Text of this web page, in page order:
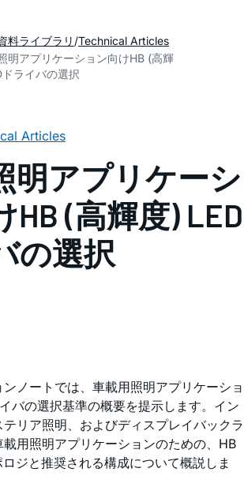
料ライブラリ Technical Articles
明アプリケーション向けHB (高輝
ドライバの選択
Articles
明アプリケーシ
HB (高輝度) LED
の選択
ノートでは、車載用照明アプリケーショ
バの選択基準の概要を提示します。イン
リア照明、およびディスプレイバックラ
用照明アプリケーションのための、HB
ジと推奨される構成について概説しま